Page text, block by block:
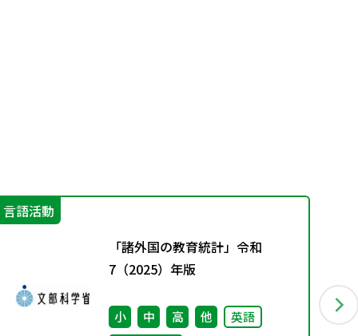
言語活動
「諸外国の教育統計」令和
7（2025）年版
小 中 高 他
英語